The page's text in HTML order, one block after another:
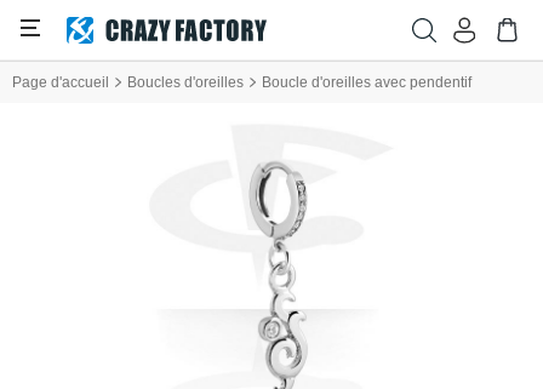
Page d'accueil Boucles d'oreilles Boucle d'oreilles avec pendentif